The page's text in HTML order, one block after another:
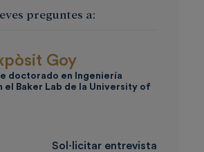
preguntes a:
Goy
doctorado en Ingeniería
el Baker Lab de la University of
Sol·licitar entrevista